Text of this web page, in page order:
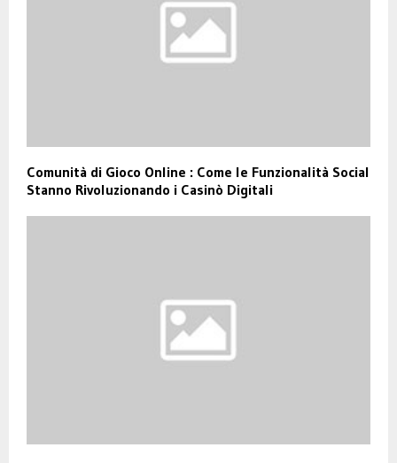
Comunità di Gioco Online : Come le Funzionalità Social
Stanno Rivoluzionando i Casinò Digitali